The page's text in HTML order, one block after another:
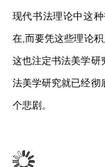
现代书法理论中这
在,而要凭这些理论
这也注定书法美学研
法美学研究就已经彻
个悲剧。